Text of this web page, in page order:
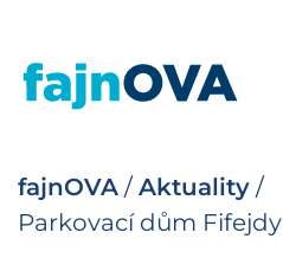
fajnOVA / Aktuality /
Parkovací dům Fifejdy